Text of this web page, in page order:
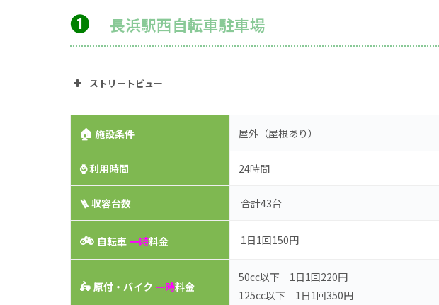
➊ 長浜駅西自転車駐車場
ストリートビュー
🏠 施設条件 屋外（屋根あり）
⌚利用時間 24時間
🪜 収容台数 合計43台
🚲 自転車 一時料金 1日1回150円
🛵 原付・バイク 一時料金
50cc以下 1日1回220円
125cc以下 1日1回350円